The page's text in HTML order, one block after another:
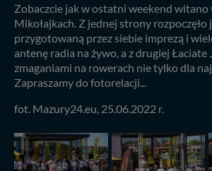
Zobaczcie jak w ostatni weekend witano
Mikołajkach. Z jednej strony rozpoczęło
przygotowaną przez siebie imprezą i
antenę radia na żywo, a z drugiej Łaciate
zmaganiami na rowerach nie tylko dla
Zapraszamy do fotorelacji...
fot. Mazury24.eu, 25.06.2022 r.